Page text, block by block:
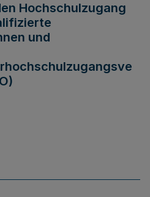
Hochschulzugang
und